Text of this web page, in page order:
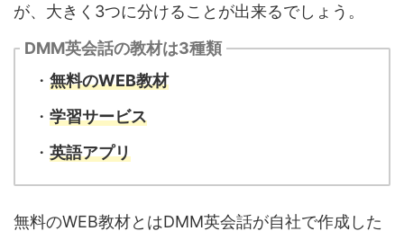
が、大きく3つに分けることが出来るでしょう。
DMM英会話の教材は3種類
・ 無料のWEB教材
・ 学習サービス
・ 英語アプリ
無料のWEB教材とはDMM英会話が自社で作成した